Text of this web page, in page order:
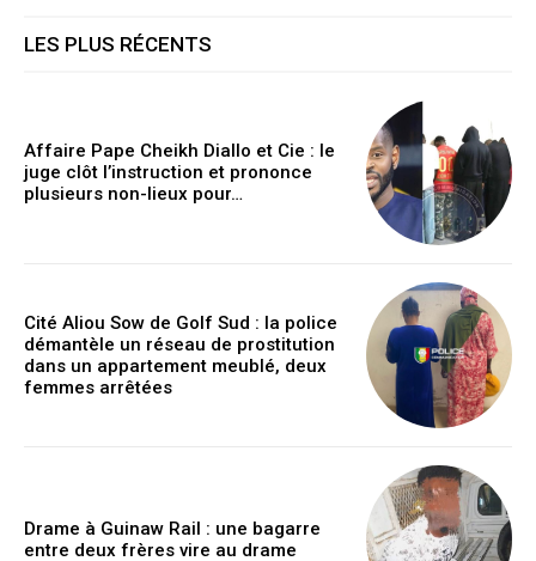
LES PLUS RÉCENTS
Affaire Pape Cheikh Diallo et Cie : le
juge clôt l’instruction et prononce
plusieurs non-lieux pour…
Cité Aliou Sow de Golf Sud : la police
démantèle un réseau de prostitution
dans un appartement meublé, deux
femmes arrêtées
Drame à Guinaw Rail : une bagarre
entre deux frères vire au drame